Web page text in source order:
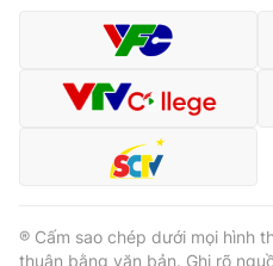
® Cấm sao chép dưới mọi hình
thuận bằng văn bản. Ghi rõ